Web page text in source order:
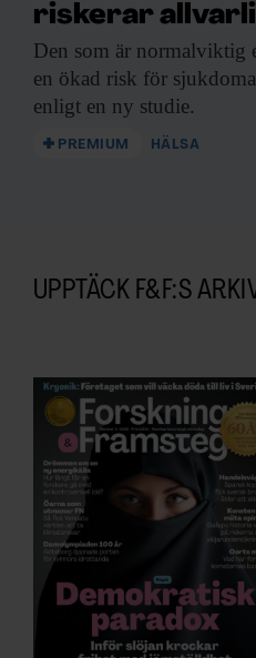
riskerar
Den som är normalviktig
en ökad risk för
enligt en ny studie.
PREMIUM HÄLSA
UPPTÄCK F&F:S